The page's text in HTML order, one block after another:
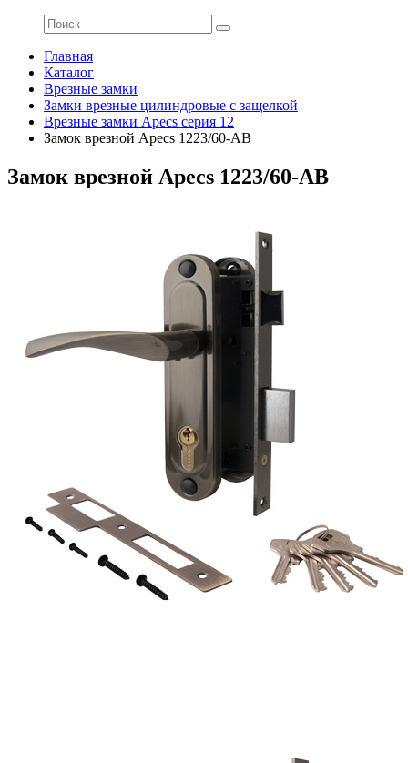
Главная
Каталог
Врезные замки
Замки врезные цилиндровые с защелкой
Врезные замки Apecs серия 12
Замок врезной Apecs 1223/60-AB
Замок врезной Apecs 1223/60-AB